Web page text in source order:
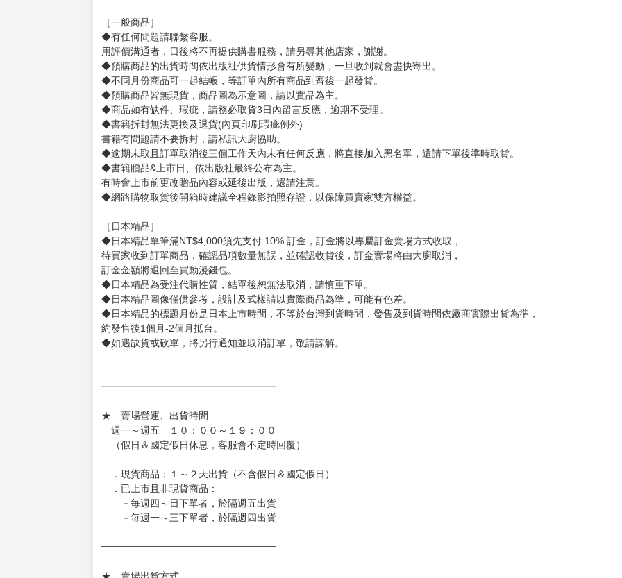
購買評價限制
使用超商取貨付款：負評≦1分 超商未取貨≦1次 未完成交易≦1次 （近半年）
undefined
賣場規則
【下標前，請詳閱以下事項，完全同意才請下標，下標後視同完全同意】
［一般商品］
◆有任何問題請聯繫客服。
用評價溝通者，日後將不再提供購書服務，請另尋其他店家，謝謝。
◆不同月份商品可一起結帳，等訂單內所有商品到齊後一起發貨。
◆預購商品皆無現貨，商品圖為示意圖，請以實品為主。
◆商品如有缺件、瑕疵，請務必取貨3日內留言反應，逾期不受理。
◆書籍拆封無法更換及退貨(內頁印刷瑕疵例外)
書籍有問題請不要拆封，請私訊大廚協助。
◆逾期未取且訂單取消後三個工作天內未有任何反應，將直接加入黑名單，還請下單後準時取貨。
◆書籍贈品&上市日、依出版社最終公布為主。
有時會上市前更改贈品內容或延後出版，還請注意。
◆網路購物取貨後開箱時建議全程錄影拍照存證，以保障買賣家雙方權益。
訂金金額將退回至買動漫錢包。
◆日本精品為受注代購性質，結單後恕無法取消，請慎重下單。
◆日本精品圖像僅供參考，設計及式樣請以實際商品為準，可能有色差。
約發售後1個月-2個月抵台。
◆如遇缺貨或砍單，將另行通知並取消訂單，敬請諒解。
週一～週五 １０：００～１９：００